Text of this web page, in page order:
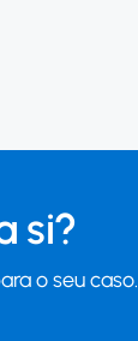
si?
o seu caso.